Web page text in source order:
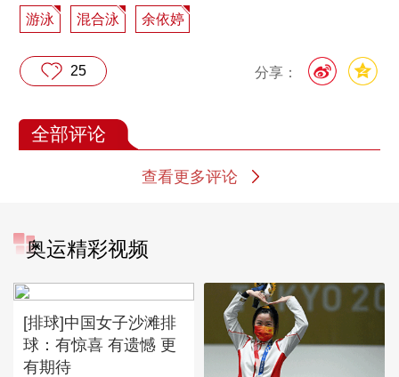
游泳 混合泳 余依婷
分享：
25
全部评论
查看更多评论
奥运精彩视频
[排球]中国女子沙滩排
球：有惊喜 有遗憾 更
有期待